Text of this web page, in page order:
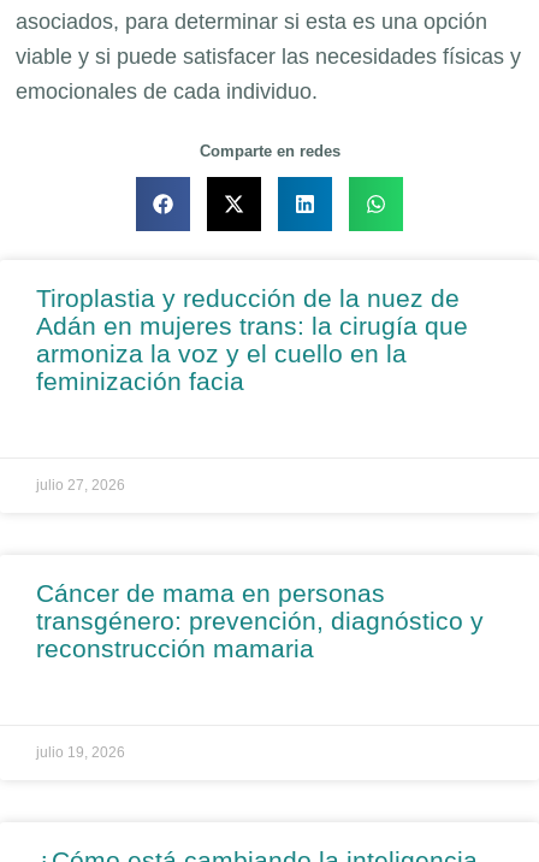
asociados, para determinar si esta es una opción
viable y si puede satisfacer las necesidades físicas y
emocionales de cada individuo.
Comparte en redes
Tiroplastia y reducción de la nuez de
Adán en mujeres trans: la cirugía que
armoniza la voz y el cuello en la
feminización facia
julio 27, 2026
Cáncer de mama en personas
transgénero: prevención, diagnóstico y
reconstrucción mamaria
julio 19, 2026